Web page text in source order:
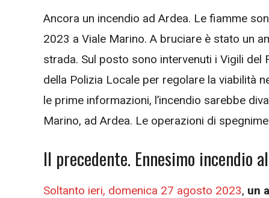
Ancora un incendio ad Ardea. Le fiamme
2023 a Viale Marino. A bruciare è stato un
strada. Sul posto sono intervenuti i Vigili
della Polizia Locale per regolare la viabilità
le prime informazioni, l’incendio sarebbe
Marino, ad Ardea. Le operazioni di
Il precedente. Ennesimo incendio
Soltanto ieri, domenica 27 agosto 2023, un